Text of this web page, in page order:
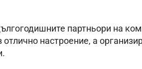
партньори на
настроение, а